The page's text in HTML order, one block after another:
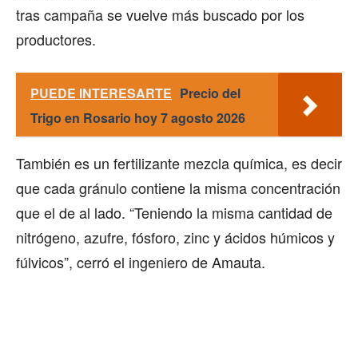
tras campaña se vuelve más buscado por los
productores.
PUEDE INTERESARTE Precio del
Trigo en Rosario hoy 7 agosto 2026
También es un fertilizante mezcla química, es decir
que cada gránulo contiene la misma concentración
que el de al lado. “Teniendo la misma cantidad de
nitrógeno, azufre, fósforo, zinc y ácidos húmicos y
fúlvicos”, cerró el ingeniero de Amauta.